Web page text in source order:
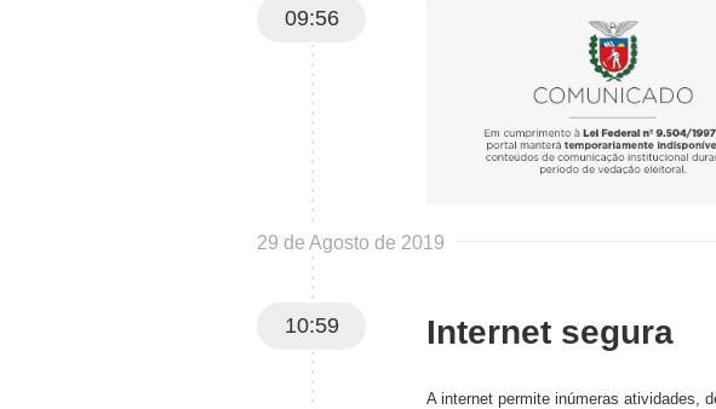
09:56
29 de Agosto de 2019
10:59 Internet segura
A internet permite inúmeras atividades,